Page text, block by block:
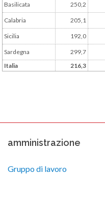
Basilicata 250,2
Calabria 205,1
Sicilia 192,0
Sardegna 299,7
Italia
216,3
amministrazione
Gruppo di lavoro